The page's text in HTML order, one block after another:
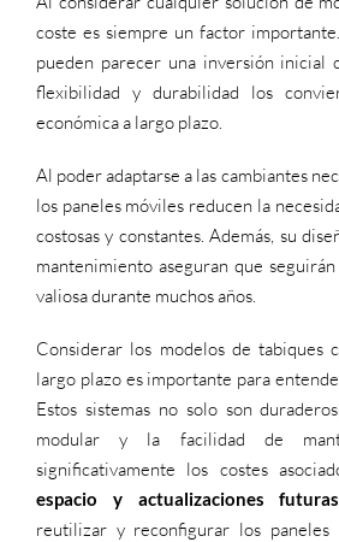
coste es siempre un factor
pueden parecer una inversión inicial
flexibilidad y durabilidad los
económica a largo plazo.
Al poder adaptarse a las cambiantes
los paneles móviles reducen la
costosas y constantes. Además, su
mantenimiento aseguran que
valiosa durante muchos años.
Considerar los modelos de tabiques
largo plazo es importante para
Estos sistemas no solo son
modular y la facilidad de
significativamente los costes
espacio y actualizaciones futuras
reutilizar y reconfigurar los paneles